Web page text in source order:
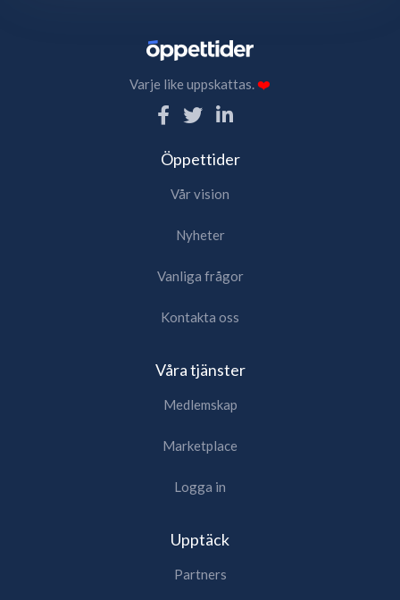
Varje like uppskattas.❤️
Öppettider
Vår vision
Nyheter
Vanliga frågor
Kontakta oss
Våra tjänster
Medlemskap
Marketplace
Logga in
Upptäck
Partners